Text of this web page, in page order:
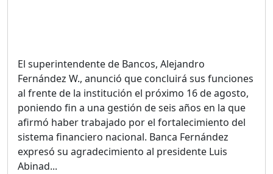
El superintendente de Bancos, Alejandro
Fernández W., anunció que concluirá sus funciones
al frente de la institución el próximo 16 de agosto,
poniendo fin a una gestión de seis años en la que
afirmó haber trabajado por el fortalecimiento del
sistema financiero nacional. Banca Fernández
expresó su agradecimiento al presidente Luis
Abinad...